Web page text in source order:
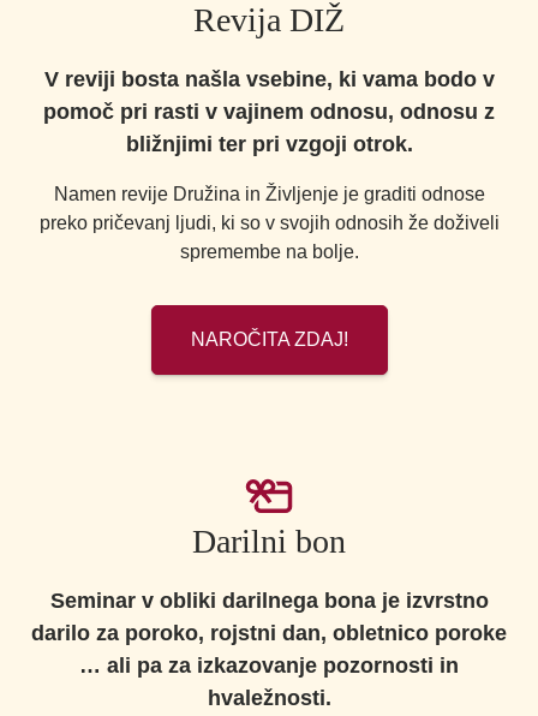
Revija DIŽ
V reviji bosta našla vsebine, ki vama bodo v
pomoč pri rasti v vajinem odnosu, odnosu z
bližnjimi ter pri vzgoji otrok.
Namen revije Družina in Življenje je graditi odnose
preko pričevanj ljudi, ki so v svojih odnosih že doživeli
spremembe na bolje.
NAROČITA ZDAJ!
Darilni bon
Seminar v obliki darilnega bona je izvrstno
darilo za poroko, rojstni dan, obletnico poroke
… ali pa za izkazovanje pozornosti in
hvaležnosti.